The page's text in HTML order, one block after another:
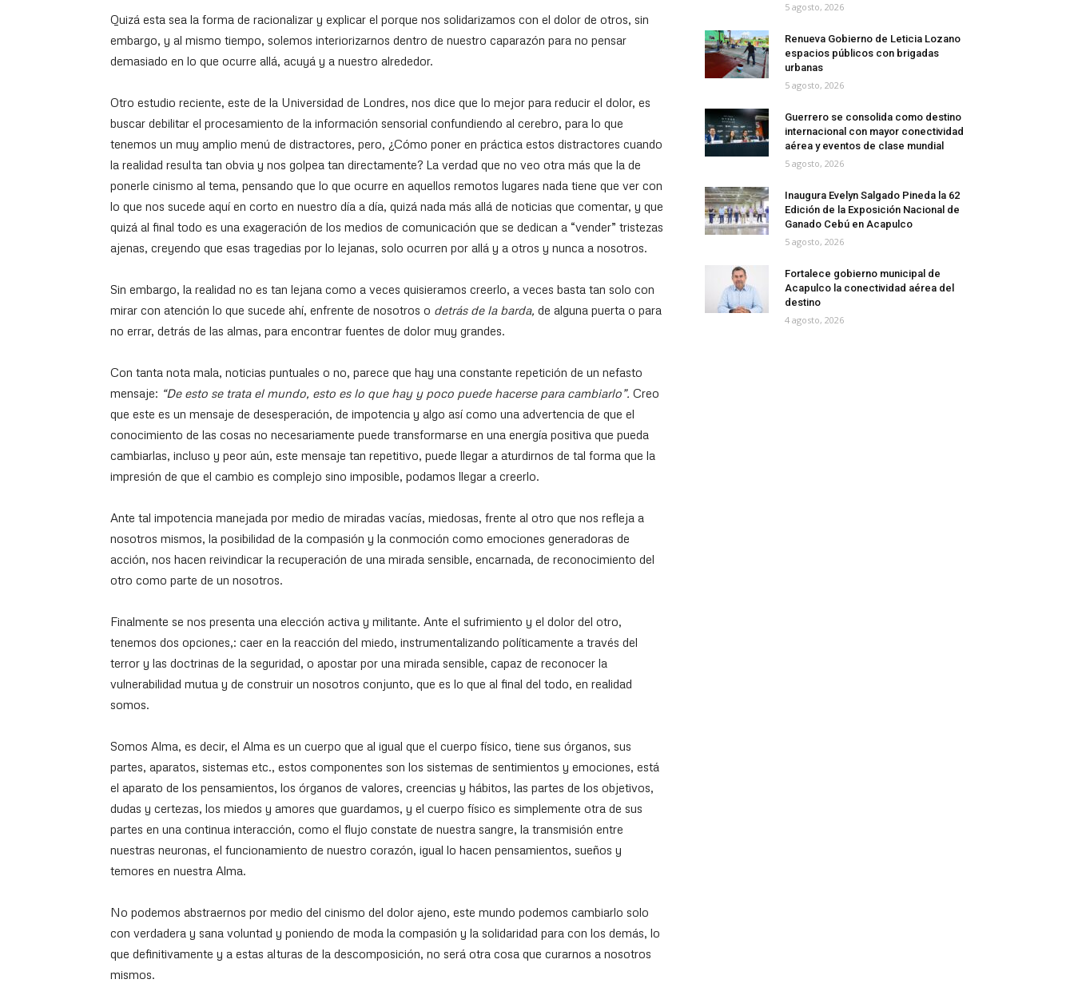
Quizá esta sea la forma de racionalizar y explicar el porque nos solidarizamos con el dolor de otros, sin
embargo, y al mismo tiempo, solemos interiorizarnos dentro de nuestro caparazón para no pensar
demasiado en lo que ocurre allá, acuyá y a nuestro alrededor.
Otro estudio reciente, este de la Universidad de Londres, nos dice que lo mejor para reducir el dolor, es
buscar debilitar el procesamiento de la información sensorial confundiendo al cerebro, para lo que
tenemos un muy amplio menú de distractores, pero, ¿Cómo poner en práctica estos distractores cuando
la realidad resulta tan obvia y nos golpea tan directamente? La verdad que no veo otra más que la de
ponerle cinismo al tema, pensando que lo que ocurre en aquellos remotos lugares nada tiene que ver con
lo que nos sucede aquí en corto en nuestro día a día, quizá nada más allá de noticias que comentar, y que
quizá al final todo es una exageración de los medios de comunicación que se dedican a “vender” tristezas
ajenas, creyendo que esas tragedias por lo lejanas, solo ocurren por allá y a otros y nunca a nosotros.
Sin embargo, la realidad no es tan lejana como a veces quisieramos creerlo, a veces basta tan solo con
mirar con atención lo que sucede ahí, enfrente de nosotros o detrás de la barda, de alguna puerta o para
no errar, detrás de las almas, para encontrar fuentes de dolor muy grandes.
Con tanta nota mala, noticias puntuales o no, parece que hay una constante repetición de un nefasto
mensaje: “De esto se trata el mundo, esto es lo que hay y poco puede hacerse para cambiarlo”. Creo
que este es un mensaje de desesperación, de impotencia y algo así como una advertencia de que el
conocimiento de las cosas no necesariamente puede transformarse en una energía positiva que pueda
cambiarlas, incluso y peor aún, este mensaje tan repetitivo, puede llegar a aturdirnos de tal forma que la
impresión de que el cambio es complejo sino imposible, podamos llegar a creerlo.
Ante tal impotencia manejada por medio de miradas vacías, miedosas, frente al otro que nos refleja a
nosotros mismos, la posibilidad de la compasión y la conmoción como emociones generadoras de
acción, nos hacen reivindicar la recuperación de una mi­rada sensible, encarnada, de reconocimiento del
otro como parte de un nosotros.
Finalmente se nos presenta una elección activa y militante. Ante el sufrimiento y el dolor del otro,
tenemos dos opciones,: caer en la reacción del miedo, instrumentalizando políticamente a través del
terror y las doctrinas de la seguridad, o apostar por una mirada sensible, capaz de reconocer la
vulnerabilidad mutua y de construir un nosotros conjunto, que es lo que al final del todo, en realidad
somos.
Somos Alma, es decir, el Alma es un cuerpo que al igual que el cuerpo físico, tiene sus órganos, sus
partes, aparatos, sistemas etc., estos componentes son los sistemas de sentimientos y emociones, está
el aparato de los pensamientos, los órganos de valores, creencias y hábitos, las partes de los objetivos,
dudas y certezas, los miedos y amores que guardamos, y el cuerpo físico es simplemente otra de sus
partes en una continua interacción, como el flujo constate de nuestra sangre, la transmisión entre
nuestras neuronas, el funcionamiento de nuestro corazón, igual lo hacen pensamientos, sueños y
temores en nuestra Alma.
No podemos abstraernos por medio del cinismo del dolor ajeno, este mundo podemos cambiarlo solo
con verdadera y sana voluntad y poniendo de moda la compasión y la solidaridad para con los demás, lo
que definitivamente y a estas alturas de la descomposición, no será otra cosa que curarnos a nosotros
mismos.
5 agosto, 2026
Renueva Gobierno de Leticia Lozano
espacios públicos con brigadas
urbanas
5 agosto, 2026
Guerrero se consolida como destino
internacional con mayor conectividad
aérea y eventos de clase mundial
5 agosto, 2026
Inaugura Evelyn Salgado Pineda la 62
Edición de la Exposición Nacional de
Ganado Cebú en Acapulco
5 agosto, 2026
Fortalece gobierno municipal de
Acapulco la conectividad aérea del
destino
4 agosto, 2026